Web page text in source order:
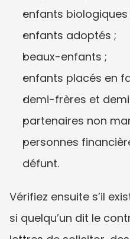
enfants biologiques
enfants adoptés ;
beaux-enfants ;
enfants placés en
demi-frères et
partenaires non
personnes
défunt.
Vérifiez ensuite s’il
si quelqu’un dit le